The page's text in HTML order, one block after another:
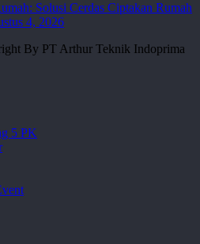
Solusi Cerdas Ciptakan Rumah
4, 2026
By PT Arthur Teknik Indoprima
5 PK